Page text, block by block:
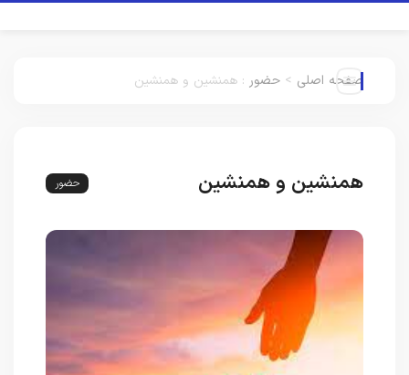
صفحه اصلی > حضور : همنشین و همنشین
همنشین و همنشین حضور